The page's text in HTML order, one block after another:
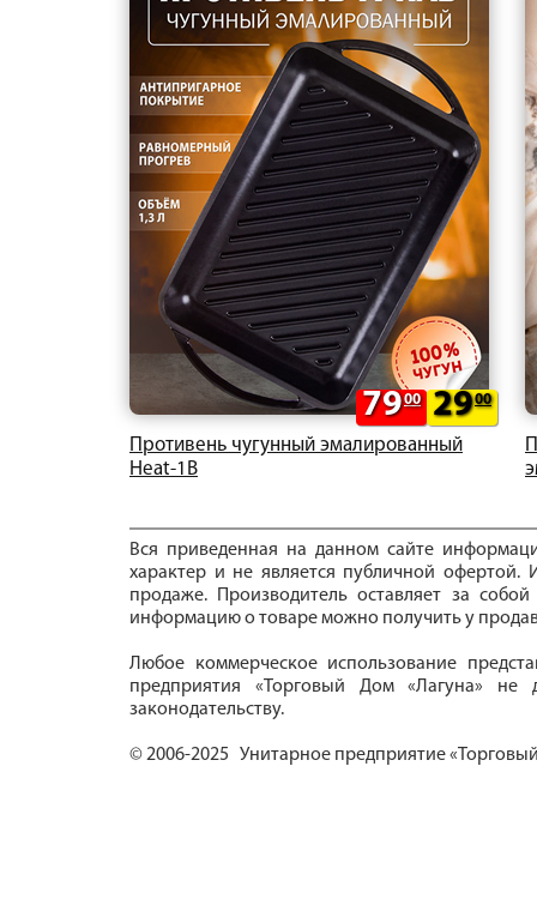
Противень чугунный эмалированный
Heat-1B
7900 2900
Вся приведенная на данном сайте
характер и не является публичной офертой.
продаже. Производитель оставляет за
информацию о товаре можно получить у
Любое коммерческое использование
предприятия «Торговый Дом «Лагуна» не
законодательству.
© 2006-2025 Унитарное предприятие